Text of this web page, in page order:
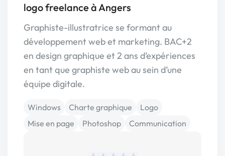
logo freelance à Angers
Graphiste-illustratrice se formant au
développement web et marketing. BAC+2
en design graphique et 2 ans d’expériences
en tant que graphiste web au sein d’une
équipe digitale.
Windows Charte graphique
Logo
Mise en page
Photoshop Communication